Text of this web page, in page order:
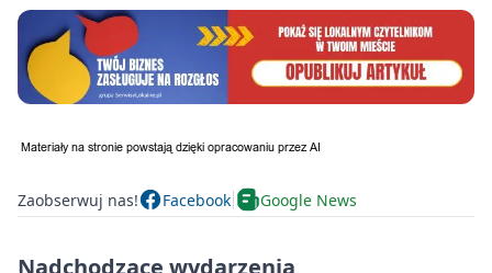
Zaobserwuj nas! Facebook Google News